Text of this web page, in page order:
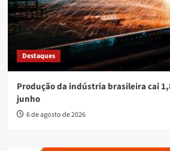
Destaques
Produção da indústria brasileira cai
junho
6 de agosto de 2026